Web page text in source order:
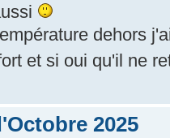
dehors
et si oui qu'il ne
2025